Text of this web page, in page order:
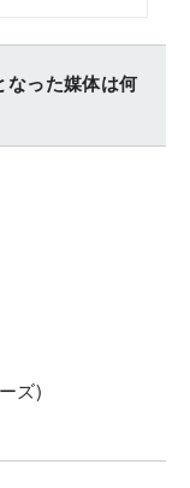
なった媒体は何
ズ)